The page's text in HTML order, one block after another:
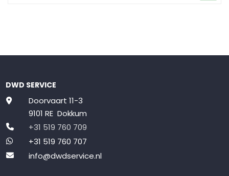
DWD SERVICE
Doorvaart 11-3
9101 RE Dokkum
+31 519 760 709
+31 519 760 707
info@dwdservice.nl